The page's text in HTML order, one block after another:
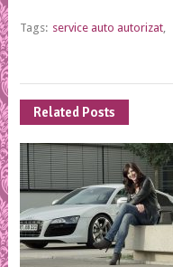
Tags: service auto autorizat,
Related Posts